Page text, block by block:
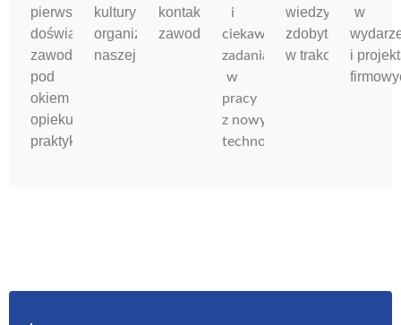
pierwszych
doświadczeń
zawodowych
pod
okiem
opiekuna
praktyk
kultury
organizacyjnej
naszej firmy
kontaktów
zawodowych
i
ciekawe
zadania
w
pracy
z nowymi
technologiami
wiedzy
zdobytej
w trakcie nauki
w
i